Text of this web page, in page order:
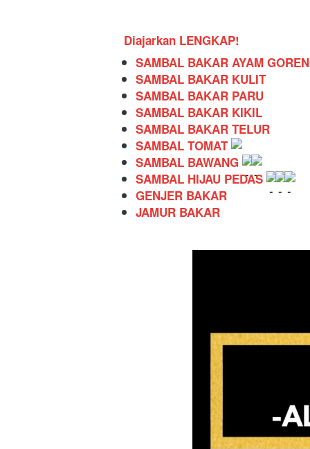
Diajarkan LENGKAP!
SAMBAL BAKAR AYAM
SAMBAL BAKAR KULIT
SAMBAL BAKAR PARU
SAMBAL BAKAR KIKIL
SAMBAL BAKAR TELUR
SAMBAL TOMAT
SAMBAL BAWANG
SAMBAL HIJAU PEDAS
GENJER BAKAR
JAMUR BAKAR